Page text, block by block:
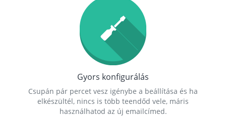
Gyors konfigurálás
Csupán pár percet vesz igénybe a beállítása és ha
elkészültél, nincs is több teendőd vele, máris
használhatod az új emailcímed.